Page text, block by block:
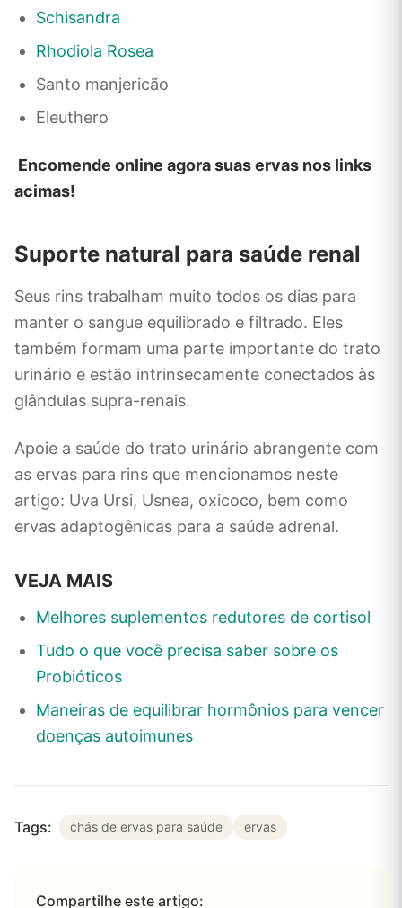
Schisandra
Rhodiola Rosea
Santo manjericão
Eleuthero
Encomende online agora suas ervas nos links
acimas!
Suporte natural para saúde renal
Seus rins trabalham muito todos os dias para
manter o sangue equilibrado e filtrado. Eles
também formam uma parte importante do trato
urinário e estão intrinsecamente conectados às
glândulas supra-renais.
Apoie a saúde do trato urinário abrangente com
as ervas para rins que mencionamos neste
artigo: Uva Ursi, Usnea, oxicoco, bem como
ervas adaptogênicas para a saúde adrenal.
VEJA MAIS
Melhores suplementos redutores de cortisol
Tudo o que você precisa saber sobre os
Probióticos
Maneiras de equilibrar hormônios para vencer
doenças autoimunes
Tags: chás de ervas para saúde ervas
Compartilhe este artigo: